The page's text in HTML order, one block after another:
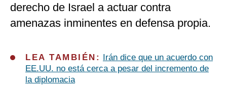
derecho de Israel a actuar contra
amenazas inminentes en defensa propia.
LEA TAMBIÉN:
Irán dice que un acuerdo con
EE.UU. no está cerca a pesar del incremento de
la diplomacia